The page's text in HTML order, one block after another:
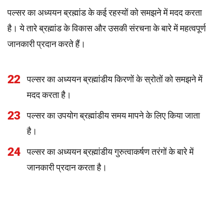
पल्सर का अध्ययन ब्रह्मांड के कई रहस्यों को समझने में मदद करता
है। ये तारे ब्रह्मांड के विकास और उसकी संरचना के बारे में महत्वपूर्ण
जानकारी प्रदान करते हैं।
22
पल्सर का अध्ययन ब्रह्मांडीय किरणों के स्रोतों को समझने में
मदद करता है।
23
पल्सर का उपयोग ब्रह्मांडीय समय मापने के लिए किया जाता
है।
24
पल्सर का अध्ययन ब्रह्मांडीय गुरुत्वाकर्षण तरंगों के बारे में
जानकारी प्रदान करता है।